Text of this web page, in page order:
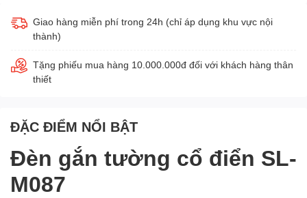
Giao hàng miễn phí trong 24h (chỉ áp dụng khu vực nội
thành)
Tặng phiếu mua hàng 10.000.000đ đối với khách hàng thân
thiết
ĐẶC ĐIỂM NỔI BẬT
Đèn gắn tường cổ điển SL-
M087